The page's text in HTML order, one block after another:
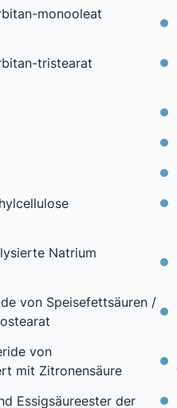
monooleat
tristearat
Natrium
von Speisefettsäuren /
von
mit Zitronensäure
Essigsäureester der